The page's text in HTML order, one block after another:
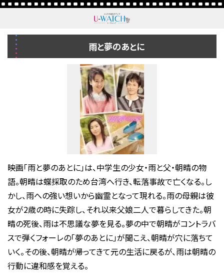
雨と夢のあとに
映画「雨と夢のあとに」は、中学生の少女・雨と父・朝晴の物
語。朝晴は蝶採取のため台湾へ行き、転落事故で亡くなる。し
かし、雨への強い想いから幽霊となって現れる。雨の母親は彼
女が2歳の時に失踪し、それ以来父娘二人で暮らしてきた。朝
晴の死後、雨は不思議な夢を見る。夢の中で朝晴がコントラバ
スで弾くフォーレの「夢のあとに」が聞こえ、朝晴が穴に落ちて
いく。その後、朝晴が帰ってきて元の生活に戻るが、雨は朝晴の
行動に違和感を覚える。